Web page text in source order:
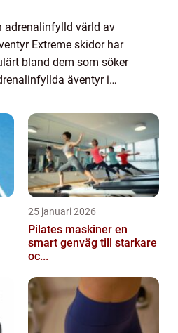
adrenalinfylld värld av
Extreme skidor har
bland dem som söker
äventyr i
gränserna och tar
25 januari 2026
Pilates maskiner en
smart genväg till starkare
oc...